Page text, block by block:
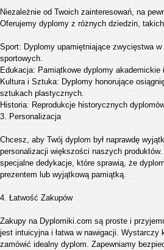
Niezależnie od Twoich zainteresowań, na
Oferujemy dyplomy z różnych dziedzin,
Sport: Dyplomy upamiętniające zwycięstwa
sportowych.
Edukacja: Pamiątkowe dyplomy akademickie
Kultura i Sztuka: Dyplomy honorujące
sztukach plastycznych.
Historia: Reprodukcje historycznych
3. Personalizacja
Chcesz, aby Twój dyplom był naprawdę
personalizacji większości naszych
specjalne dedykacje, które sprawią, że
prezentem lub wyjątkową pamiątką.
4. Łatwość Zakupów
Zakupy na Dyplomiki.com są proste i
jest intuicyjna i łatwa w nawigacji.
zamówić idealny dyplom. Zapewniamy